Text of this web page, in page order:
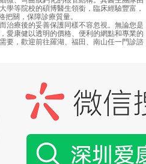
學等院校的碩博醫生領銜，臨床經驗豐富，
把關，保障診療質量。
療後的妥善保護同樣不容忽視。無論您是
愛康健以透明的價格、便利的網點和專業的
要，歡迎前往羅湖、福田、南山任一門診諮